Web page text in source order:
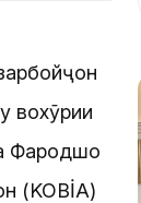
вохӯрии
(KOBİA)